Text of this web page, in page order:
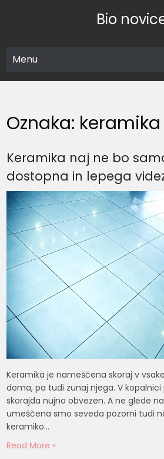
Bio
Menu
Oznaka: keramika
Keramika naj ne bo
dostopna in lepega
Keramika je nameščena skoraj v
doma, pa tudi zunaj njega. V
skorajda nujno obvezen. A ne glede
umeščena smo seveda pozorni tudi
keramiko…
Read More »